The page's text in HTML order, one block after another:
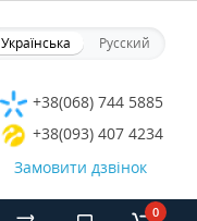
Українська Русский
+38(068) 744 5885
+38(093) 407 4234
Замовити дзвінок
0